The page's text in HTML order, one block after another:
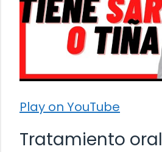
Play on YouTube
Tratamiento oral